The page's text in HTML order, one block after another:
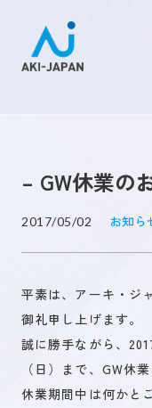
CSR / ダイ
採用情報
ブログ
ニュース
よくある質問
– GW休業の
2017/05/02 お知ら
平素は、アーキ・ジ
御礼申し上げます。
誠に勝手ながら、
（日）まで、GW休
休業期間中は何かと